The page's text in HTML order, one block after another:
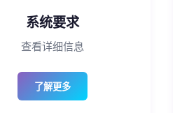
系统要求
查看详细信息
了解更多